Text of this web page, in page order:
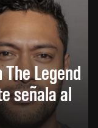
Legend
señala al